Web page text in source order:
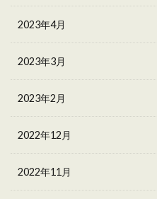
2023年4月
2023年3月
2023年2月
2022年12月
2022年11月